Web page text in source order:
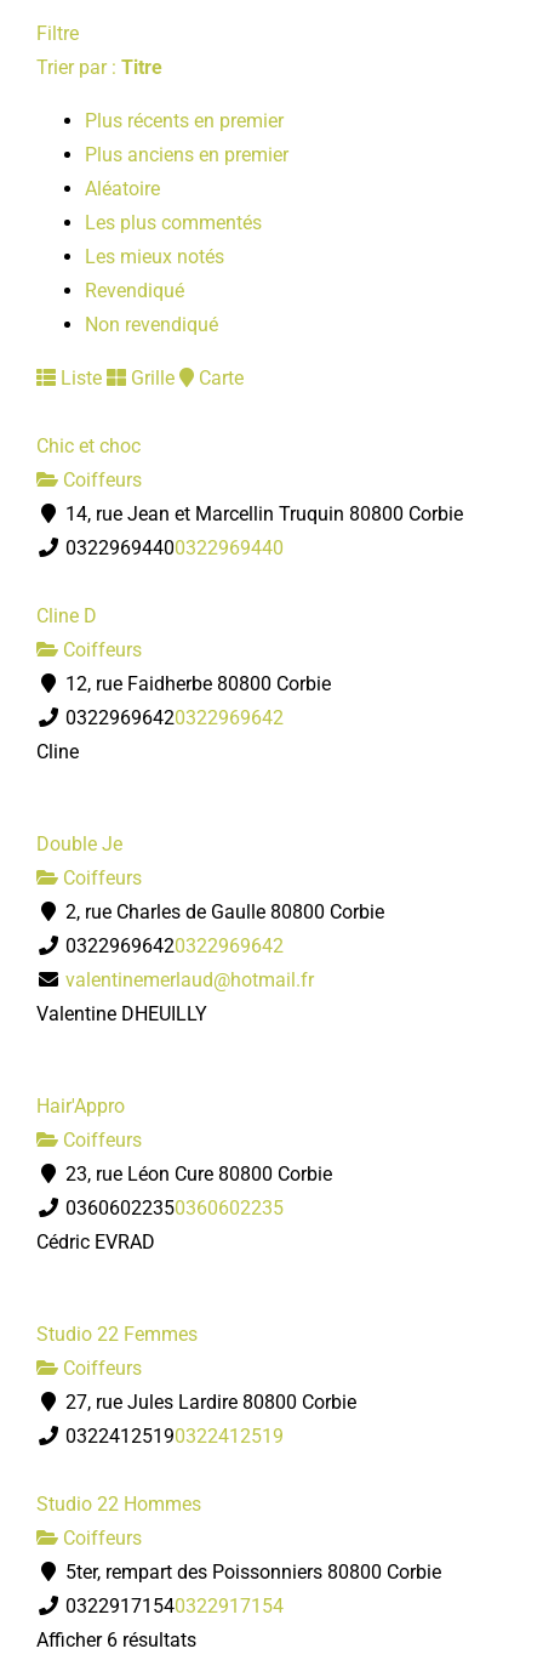
Filtre
Trier par : Titre
Plus récents en premier
Plus anciens en premier
Aléatoire
Les plus commentés
Les mieux notés
Revendiqué
Non revendiqué
Liste Grille Carte
Chic et choc
Coiffeurs
14, rue Jean et Marcellin Truquin 80800 Corbie
03229694400322969440
Cline D
Coiffeurs
12, rue Faidherbe 80800 Corbie
03229696420322969642
Cline
Double Je
Coiffeurs
2, rue Charles de Gaulle 80800 Corbie
03229696420322969642
valentinemerlaud@hotmail.fr
Valentine DHEUILLY
Hair'Appro
Coiffeurs
23, rue Léon Cure 80800 Corbie
03606022350360602235
Cédric EVRAD
Studio 22 Femmes
Coiffeurs
27, rue Jules Lardire 80800 Corbie
03224125190322412519
Studio 22 Hommes
Coiffeurs
5ter, rempart des Poissonniers 80800 Corbie
03229171540322917154
Afficher 6 résultats